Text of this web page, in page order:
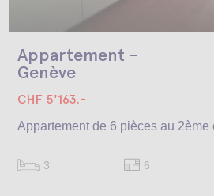
Appartement -
Genève
CHF 5'163.-
Appartement de 6 pièces au 2ème
3 6